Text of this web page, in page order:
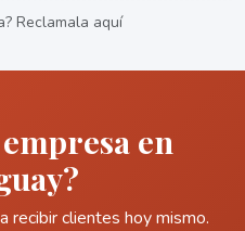
Reclamala aquí
en
recibir clientes hoy mismo.